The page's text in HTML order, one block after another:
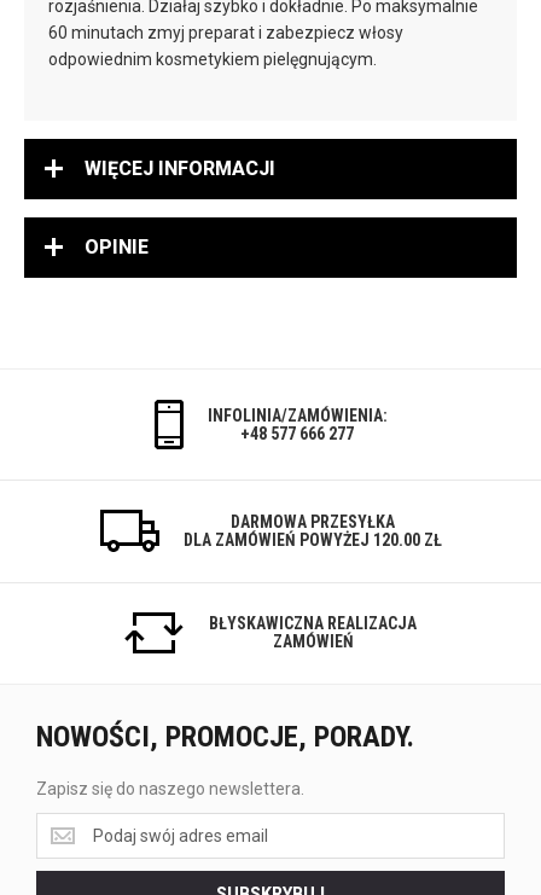
rozjaśnienia. Działaj szybko i dokładnie. Po maksymalnie
60 minutach zmyj preparat i zabezpiecz włosy
odpowiednim kosmetykiem pielęgnującym.
WIĘCEJ INFORMACJI
OPINIE
INFOLINIA/ZAMÓWIENIA:
+48 577 666 277
DARMOWA PRZESYŁKA
DLA ZAMÓWIEŃ POWYŻEJ 120.00 ZŁ
BŁYSKAWICZNA REALIZACJA
ZAMÓWIEŃ
NOWOŚCI, PROMOCJE, PORADY.
Zapisz się do naszego newslettera.
Zapisz
się
do